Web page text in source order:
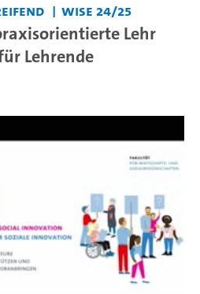
WiSe 24/25
Lehr
Lehrende